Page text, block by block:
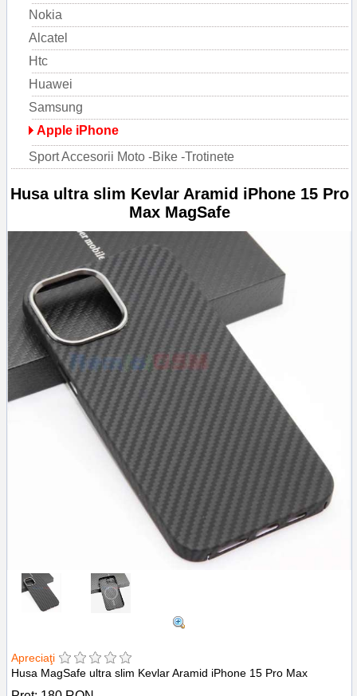
Nokia
Alcatel
Htc
Huawei
Samsung
Apple iPhone
Sport Accesorii Moto -Bike -Trotinete
Husa ultra slim Kevlar Aramid iPhone 15 Pro
Max MagSafe
Apreciaţi
Husa MagSafe ultra slim Kevlar Aramid iPhone 15 Pro Max